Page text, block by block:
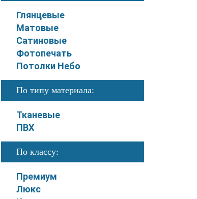
Глянцевые
Матовые
Сатиновые
Фотопечать
Потолки Небо
По типу материала:
Тканевые
ПВХ
По классу:
Премиум
Люкс